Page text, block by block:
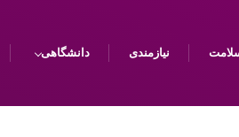
نیازمندی دانشگاهی